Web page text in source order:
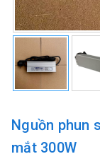
Nguồn phun
mắt 300W